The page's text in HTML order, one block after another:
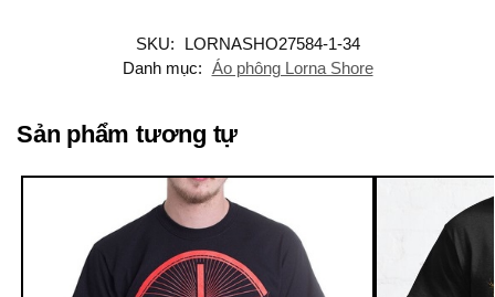
SKU:
LORNASHO27584-1-34
Danh mục: Áo phông Lorna Shore
Sản phẩm tương tự